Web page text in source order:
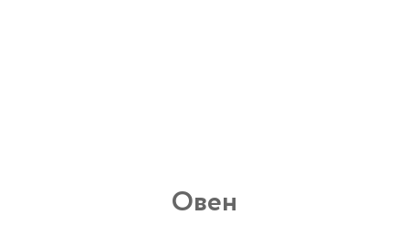
Овен